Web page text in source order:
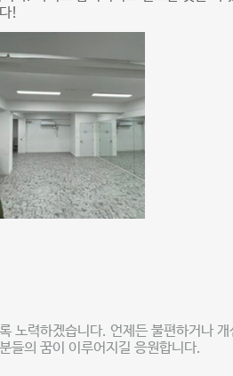
!
노력하겠습니다. 언제든 불편하거나
들의 꿈이 이루어지길 응원합니다.